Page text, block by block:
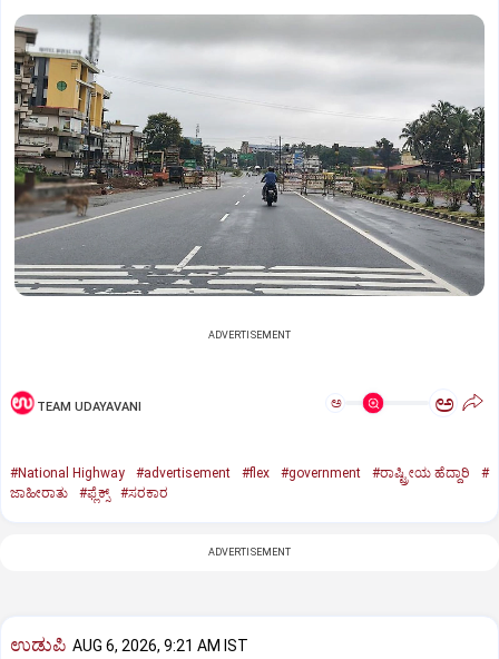
ADVERTISEMENT
TEAM UDAYAVANI ಅ ಅ
#National Highway #advertisement #flex #government #ರಾಷ್ಟ್ರೀಯ ಹೆದ್ದಾರಿ
#
ಜಾಹೀರಾತು
#ಫ್ಲೆಕ್ಸ್‌ #ಸರಕಾರ
ADVERTISEMENT
ಉಡುಪಿ AUG 6, 2026, 9:21 AM IST